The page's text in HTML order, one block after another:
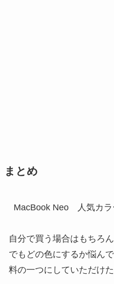
まとめ
MacBook Neo 人気カラ
自分で買う場合はもちろ
でもどの色にするか悩ん
料の一つにしていただけた